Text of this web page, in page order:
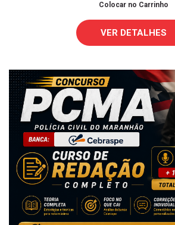
Colocar no Carrinho
VER DETALHES